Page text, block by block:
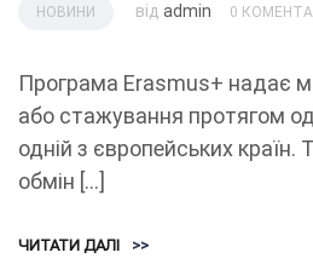
НОВИНИ від admin 0
Програма Erasmus+ надає
або стажування протягом
одній з європейських країн.
обмін […]
ЧИТАТИ ДАЛІ >>